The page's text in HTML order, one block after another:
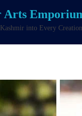
Arts
into Every